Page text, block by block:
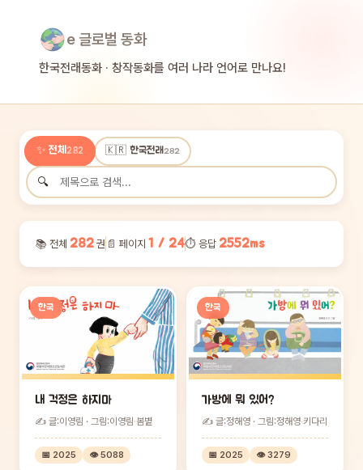
e 글로벌 동화
한국전래동화 · 창작동화를 여러 나라 언어로 만나요!
✨ 전체282 🇰🇷 한국전래 282
📚 전체 282 권 📄 페이지 1 / 24⏱ 응답 2552ms
한국
내 걱정은 하지마
✍ 글:이영림 · 그림:이영림·봄볕
📅 2025 👁 5088
한국
가방에 뭐 있어?
✍ 글:정해영 · 그림:정해영·키다리
📅 2025 👁 3279